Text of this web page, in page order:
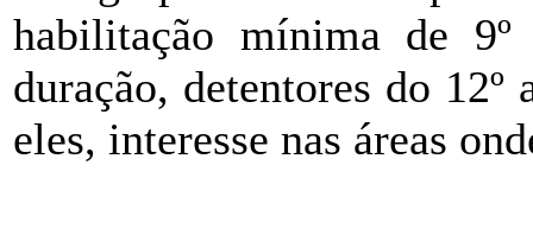
habilitação mínima de 9º
duração, detentores do
eles, interesse nas áreas